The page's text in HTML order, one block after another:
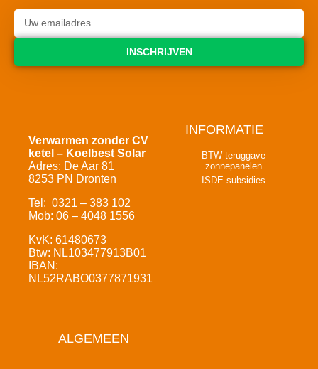
INSCHRIJVEN
Verwarmen zonder CV
ketel – Koelbest Solar
Adres: De Aar 81
8253 PN Dronten
Tel: 0321 – 383 102
Mob: 06 – 4048 1556
KvK: 61480673
Btw: NL103477913B01
IBAN:
NL52RABO0377871931
INFORMATIE
BTW teruggave
zonnepanelen
ISDE subsidies
ALGEMEEN